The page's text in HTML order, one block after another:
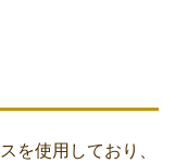
を使用しており、